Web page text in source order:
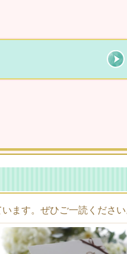
ます。ぜひご一読ください